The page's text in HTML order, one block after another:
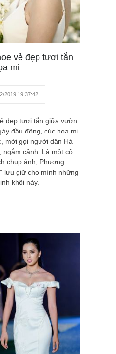
vẻ đẹp tươi tắn
mi
2019 19:37:42
đẹp tươi tắn giữa vườn
đầu đông, cúc họa mi
mời gọi người dân Hà
ngắm cảnh. Là một cô
chụp ảnh, Phương
lưu giữ cho mình những
khôi này.